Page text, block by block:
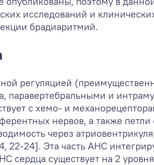
исследований и
брадиаритмий.
регуляцией
паравертебральными и
с хемо- и
нервов, а также
через
22-24]. Эта часть АНС
сердца существует на 2